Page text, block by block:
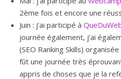
2ème fois et encore une
Juin : j’ai participé à
journée également, j’ai
(SEO Ranking Skills)
fût une journée très
appris de choses que je la